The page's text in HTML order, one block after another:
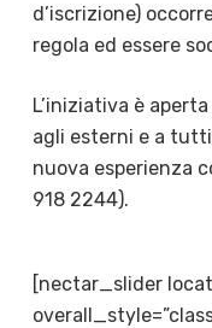
d’iscrizione)
regola ed essere
L’iniziativa è
agli esterni e a
nuova esperienza
918 2244).
[nectar_slider